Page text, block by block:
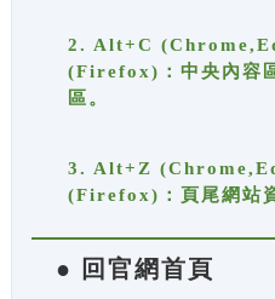
2. Alt+C
(Firefox)：中央內容
區。
3. Alt+Z
(Firefox)：頁尾網站
● 回官網首頁